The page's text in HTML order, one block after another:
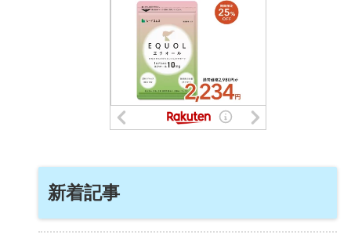
新着記事